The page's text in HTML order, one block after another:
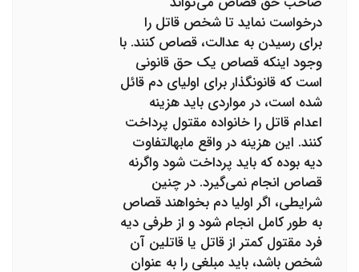
درخواست نماید تا شخص قاتل را
برای رسیدن به عدالت، قصاص کنند. با
وجود اینکه قصاص یک حق قانونی
است که قانونگذار برای اولیای دم قائل
شده است، در مواردی باید هزینه
اعدام قاتل را خانواده مقتول پرداخت
کنند. این هزینه در واقع مابه­التفاوت
دیه بوده که باید پرداخت شود واگرنه
قصاص انجام نمی‌گیرد. در چنین
شرایطی، اگر اولیا دم بخواهند قصاص
به طور کامل انجام شود و از طرفی دیه
فرد مقتول کمتر از قاتل یا قاتلین آن
شخص باشد، باید مبلغی را به عنوان